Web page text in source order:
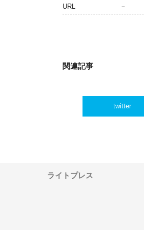
URL －
関連記事
twitter
ライトプレス